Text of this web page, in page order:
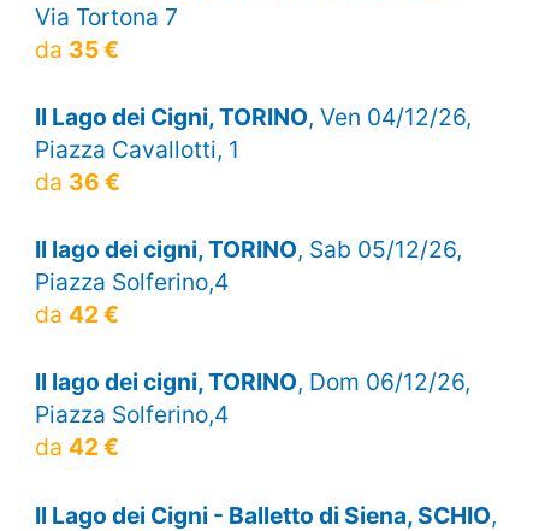
Via Tortona 7
da 35 €
Il Lago dei Cigni, TORINO, Ven 04/12/26,
Piazza Cavallotti, 1
da 36 €
Il lago dei cigni, TORINO, Sab 05/12/26,
Piazza Solferino,4
da 42 €
Il lago dei cigni, TORINO, Dom 06/12/26,
Piazza Solferino,4
da 42 €
Il Lago dei Cigni - Balletto di Siena, SCHIO,